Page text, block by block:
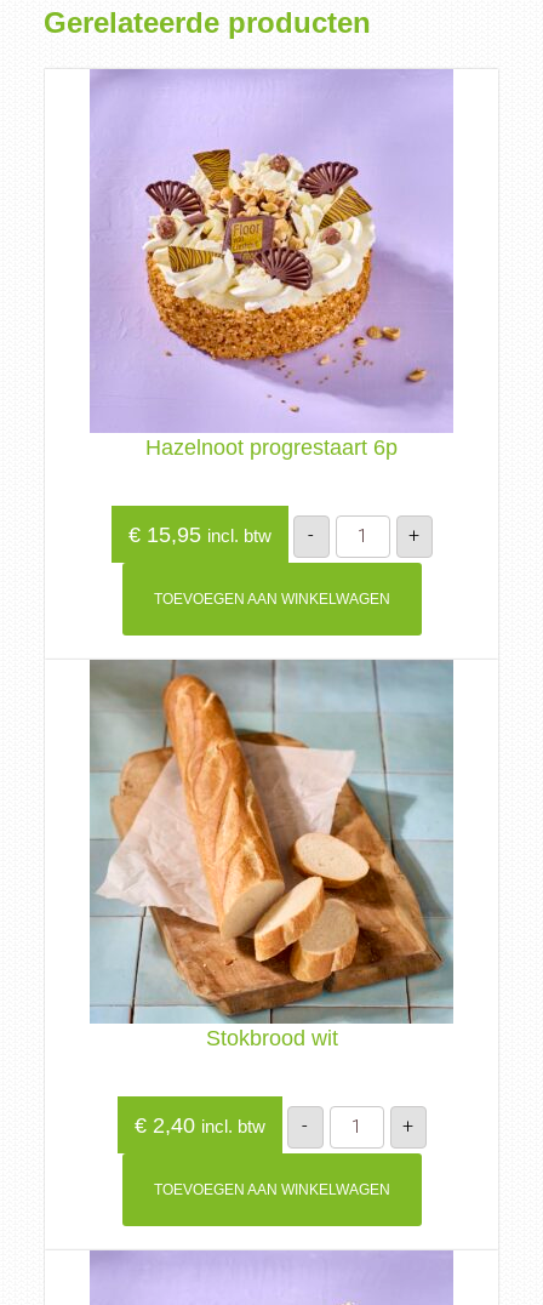
Gerelateerde producten
Hazelnoot progrestaart 6p
€15,95 incl. btw -
Hazelnoot
progrestaart
6p
+
TOEVOEGEN AAN WINKELWAGEN
Stokbrood wit
€2,40 incl. btw -
Stokbrood
aantal
+
TOEVOEGEN AAN WINKELWAGEN